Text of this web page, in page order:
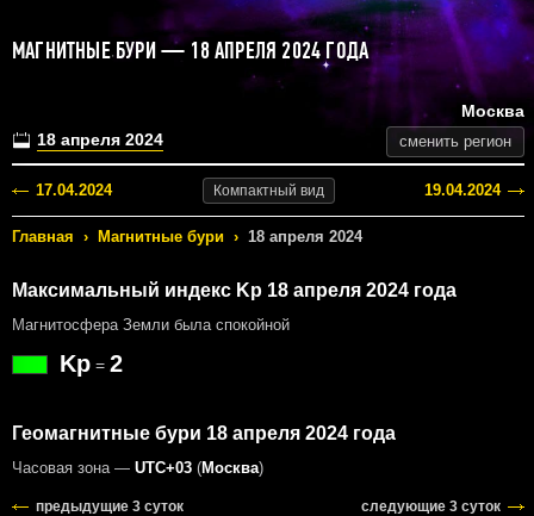
МАГНИТНЫЕ БУРИ — 18 АПРЕЛЯ 2024 ГОДА
18 апреля 2024
Москва
сменить регион
17.04.2024 Компактный вид 19.04.2024
Главная › Магнитные бури › 18 апреля 2024
Максимальный индекс Kp 18 апреля 2024 года
Магнитосфера Земли была спокойной
Kp = 2
Геомагнитные бури 18 апреля 2024 года
Часовая зона — UTC+03 (Москва)
предыдущие 3 суток следующие 3 суток